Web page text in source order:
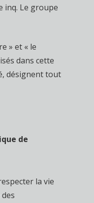
inq. Le groupe
» et « le
dans cette
désignent tout
de
la vie